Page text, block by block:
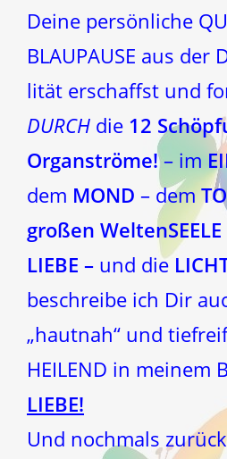
Deine persönliche
BLAUPAUSE aus der
lität erschaffst und
DURCH die 12
Organströme!– im
dem MOND – dem
großen WeltenSEELE
LIEBE – und die
beschreibe ich Dir
„hautnah“ und
HEILEND in meinem
LIEBE!
Und nochmals